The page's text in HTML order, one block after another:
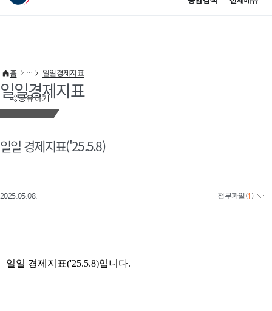
이 누리집은 대한민국 공식 전자정부 누리집입니다.
공유하기
홈 일일경제지표
일일경제지표
일일 경제지표('25.5.8)
2025.05.08. 첨부파일 (1)